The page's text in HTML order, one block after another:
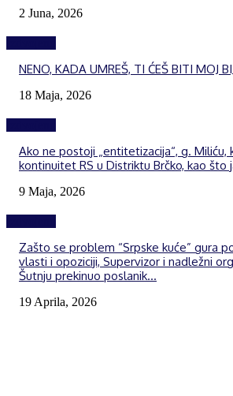
2 Juna, 2026
NENO, KADA UMREŠ, TI ĆEŠ BITI MOJ
18 Maja, 2026
Ako ne postoji „entitetizacija“, g.
kontinuitet RS u Distriktu Brčko, kao što
9 Maja, 2026
Zašto se problem “Srpske kuće” gura
vlasti i opoziciji, Supervizor i nadležni
Šutnju prekinuo poslanik...
19 Aprila, 2026